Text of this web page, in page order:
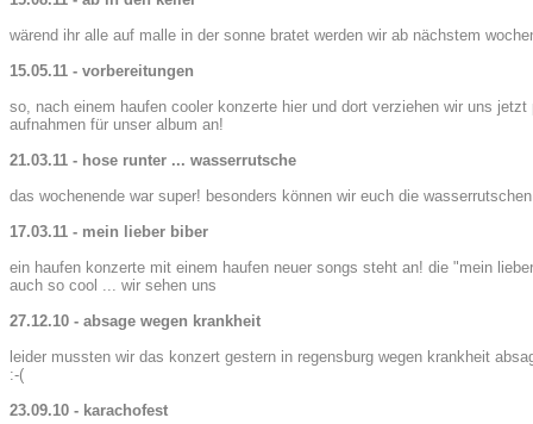
wärend ihr alle auf malle in der sonne bratet werden wir ab nächstem
15.05.11 - vorbereitungen
so, nach einem haufen cooler konzerte hier und dort verziehen wir uns
aufnahmen für unser album an!
21.03.11 - hose runter ... wasserrutsche
das wochenende war super! besonders können wir euch die
17.03.11 - mein lieber biber
ein haufen konzerte mit einem haufen neuer songs steht an! die "mein
auch so cool ... wir sehen uns
27.12.10 - absage wegen krankheit
leider mussten wir das konzert gestern in regensburg wegen krankheit
:-(
23.09.10 - karachofest